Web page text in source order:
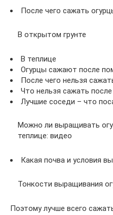
После чего сажать
В открытом грунте
В теплице
Огурцы сажают после
После чего нельзя
Что нельзя сажать после
Лучшие соседи – что
Можно ли выращивать
теплице: видео
Какая почва и условия
Тонкости выращивания
Поэтому лучше всего